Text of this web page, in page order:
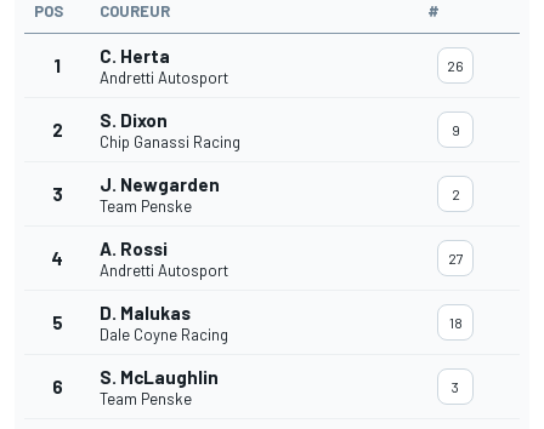
POS COUREUR #
1 C. Herta
Andretti Autosport
26
2 S. Dixon
Chip Ganassi Racing
9
3 J. Newgarden
Team Penske
2
4 A. Rossi
Andretti Autosport
27
5 D. Malukas
Dale Coyne Racing
18
6 S. McLaughlin
Team Penske
3